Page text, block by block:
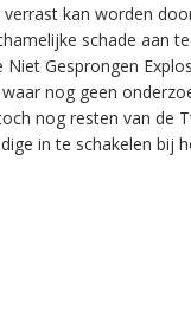
kan worden
schade aan
Gesprongen
nog geen
nog resten van de
in te schakelen bij